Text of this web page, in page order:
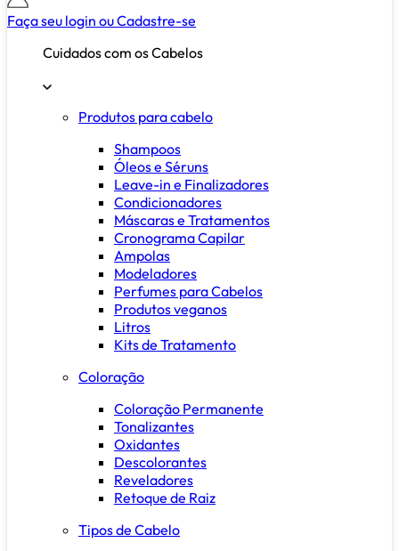
Faça seu login ouCadastre-se
Cuidados com os Cabelos
Produtos para cabelo
Shampoos
Óleos e Séruns
Leave-in e Finalizadores
Condicionadores
Máscaras e Tratamentos
Cronograma Capilar
Ampolas
Modeladores
Perfumes para Cabelos
Produtos veganos
Litros
Kits de Tratamento
Coloração
Coloração Permanente
Tonalizantes
Oxidantes
Descolorantes
Reveladores
Retoque de Raiz
Tipos de Cabelo